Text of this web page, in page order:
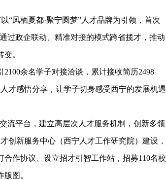
凤栖夏都·聚宁圆梦”人才品牌为引领，首次
过政企联动、精准对接的模式跨省揽才，推动
。
余名学子对接洽谈，累计接收简历2498
才感悟分享，让学子切身感受西宁的发展机遇
平台，建立高层次人才服务机制，创新多领
创新服务中心（西宁人才工作研究院）建设，
作协议、设立招才引智工作站，招募110名校
图。